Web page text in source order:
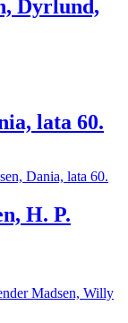
Dyrlund,
lata 60.
H. P.